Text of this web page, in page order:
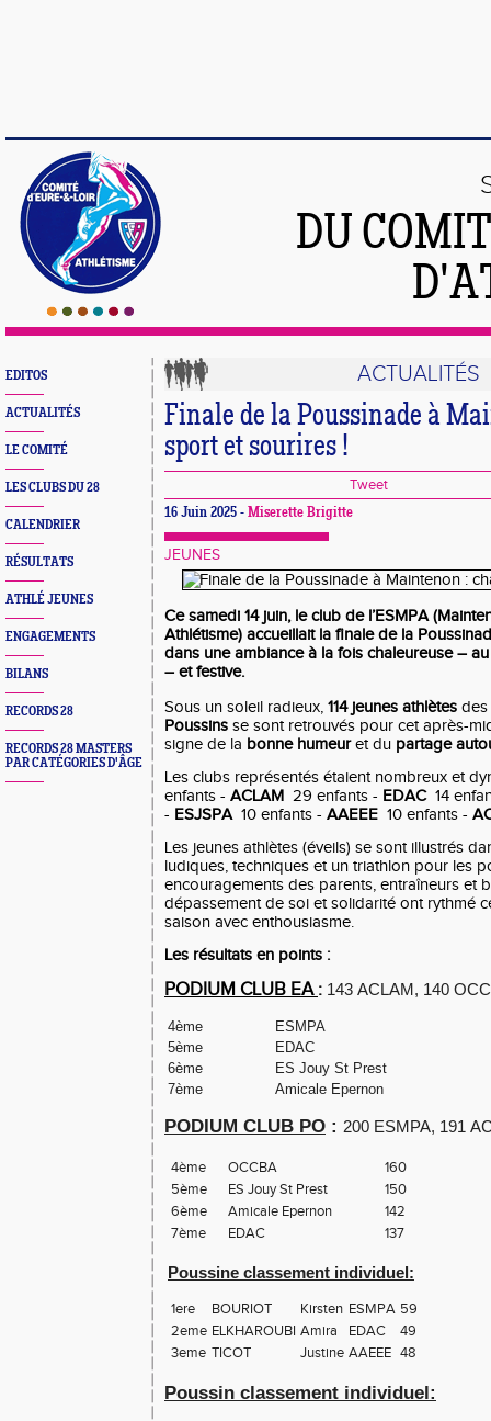
DU
EDITOS
ACTUALITÉS
LE COMITÉ
LES CLUBS DU 28
CALENDRIER
RÉSULTATS
ATHLÉ JEUNES
ENGAGEMENTS
BILANS
RECORDS 28
RECORDS 28 MASTERS
PAR CATÉGORIES D'ÂGE
ACTUALITÉS
Finale de la Poussinade à
sport et sourires !
Tweet
16 Juin 2025 - Miserette Brigitte
JEUNES
Ce samedi 14 juin, le club de l’ESMPA
Athlétisme) accueillait la finale de la
dans une ambiance à la fois chaleureuse– au
– etfestive.
Sous un soleil radieux, 114 jeunes athlètes
Poussins se sont retrouvés pour cet après-
signe de la bonne humeuret du partage
Les clubs représentés étaient nombreux et
enfants - ACLAM 29 enfants - EDAC14
- ESJSPA10 enfants - AAEEE 10 enfants -
Les jeunes athlètes (éveils) se sont illustrés
ludiques, techniques et un triathlon pour les
encouragements des parents, entraîneurs et
dépassement de soi et solidarité ont rythmé
saison avec enthousiasme.
Les résultats en points :
PODIUM CLUB EA : 143 ACLAM, 140
4ème
ESMPA
5ème
EDAC
6ème
ES Jouy St Prest
7ème
Amicale Epernon
PODIUM CLUB PO : 200 ESMPA, 191
4ème OCCBA
160
5ème
ES Jouy St Prest
150
6ème
Amicale Epernon
142
7ème
EDAC 137
Poussine classement individuel:
1ere BOURIOT Kirsten ESMPA 59
2eme ELKHAROUBI Amira EDAC
49
3eme TICOT Justine AAEEE 48
Poussin classement individuel: